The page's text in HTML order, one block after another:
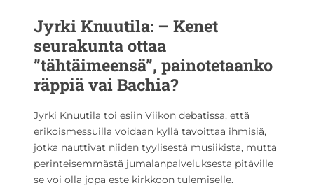
Jyrki Knuutila: – Kenet
seurakunta ottaa
”tähtäimeensä”, painotetaanko
räppiä vai Bachia?
Jyrki Knuutila toi esiin Viikon debatissa, että
erikoismessuilla voidaan kyllä tavoittaa ihmisiä,
jotka nauttivat niiden tyylisestä musiikista, mutta
perinteisemmästä jumalanpalveluksesta pitäville
se voi olla jopa este kirkkoon tulemiselle.